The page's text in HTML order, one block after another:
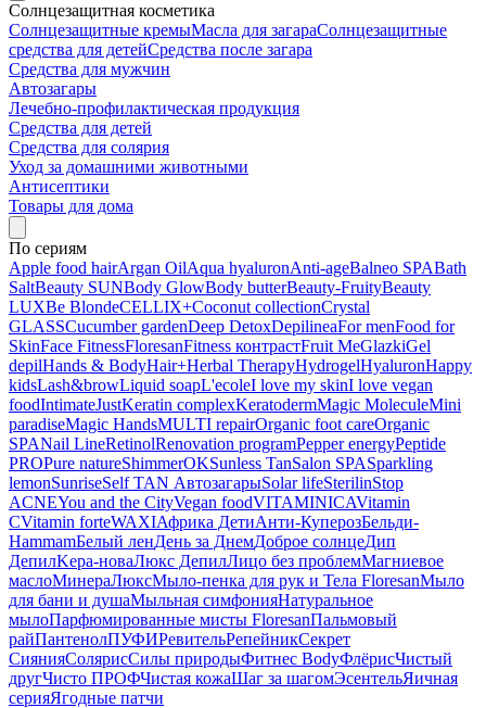
Солнцезащитная косметика
Солнцезащитные кремыМасла для загараСолнцезащитные
средства для детейСредства после загара
Средства для мужчин
Автозагары
Лечебно-профилактическая продукция
Средства для детей
Средства для солярия
Уход за домашними животными
Антисептики
Товары для дома
По сериям
Apple food hairArgan OilAqua hyaluronAnti-ageBalneo SPABath
SaltBeauty SUNBody GlowBody butterBeauty-FruityBeauty
LUXBe BlondeCELLIX+Coconut collectionCrystal
GLASSCucumber gardenDeep DetoxDepilineaFor menFood for
SkinFace FitnessFloresanFitness контрастFruit MeGlazkiGel
depilHands & BodyHair+Herbal TherapyHydrogelHyaluronHappy
kidsLash&browLiquid soapL'ecoleI love my skinI love vegan
foodIntimateJustKeratin complexKeratodermMagic MoleculeMini
paradiseMagic HandsMULTI repairOrganic foot careOrganic
SPANail LineRetinolRenovation programPepper energyPeptide
PROPure natureShimmerOKSunless TanSalon SPASparkling
lemonSunriseSelf TAN АвтозагарыSolar lifeSterilinStop
ACNEYou and the CityVegan foodVITAMINICAVitamin
CVitamin forteWAXIАфрика ДетиАнти-КуперозБельди-
HammamБелый ленДень за ДнемДоброе солнцеДип
ДепилKepa-новаЛюкс ДепилЛицо без проблемМагниевое
маслоМинераЛюксМыло-пенка для рук и Тела FloresanМыло
для бани и душаМыльная симфонияНатуральное
мылоПарфюмированные мисты FloresanПальмовый
райПантенолПУФИРевительРепейникСекрет
СиянияСолярисСилы природыФитнес BodyФлёрисЧистый
другЧисто ПРОФЧистая кожаШаг за шагомЭсентельЯичная
серияЯгодные патчи